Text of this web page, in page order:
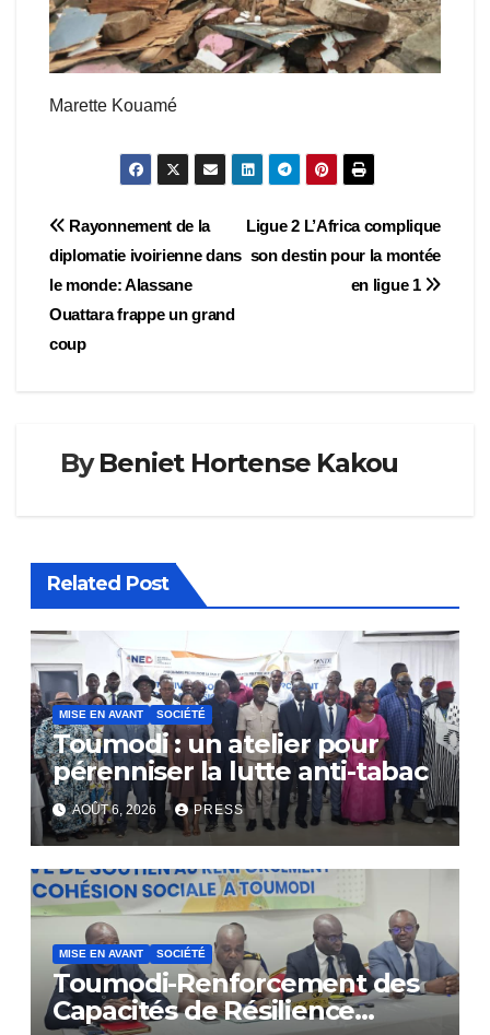
Marette Kouamé
Navigation
de
l’article
Ligue 2 L’Africa complique
son destin pour la montée
en ligue 1
Rayonnement de la
diplomatie ivoirienne dans
le monde: Alassane
Ouattara frappe un grand
coup
ByBeniet Hortense Kakou
Related Post
MISE EN AVANT SOCIÉTÉ
Toumodi : un atelier pour
pérenniser la lutte anti-tabac
AOÛT 6, 2026 PRESS
MISE EN AVANT SOCIÉTÉ
Toumodi-Renforcement des
Capacités de Résilience